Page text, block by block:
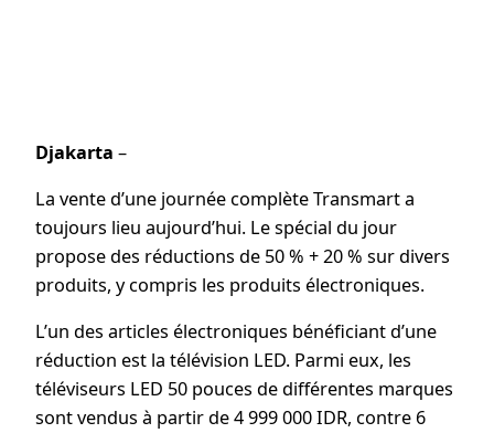
Djakarta –
La vente d’une journée complète Transmart a
toujours lieu aujourd’hui. Le spécial du jour
propose des réductions de 50 % + 20 % sur divers
produits, y compris les produits électroniques.
L’un des articles électroniques bénéficiant d’une
réduction est la télévision LED. Parmi eux, les
téléviseurs LED 50 pouces de différentes marques
sont vendus à partir de 4 999 000 IDR, contre 6